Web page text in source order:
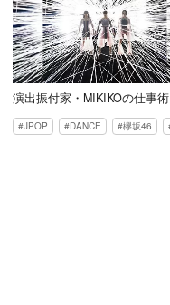
演出振付家・MIKIKOの仕事術
JPOP DANCE 欅坂46